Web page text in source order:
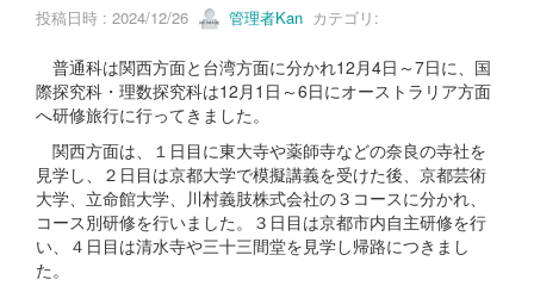
投稿日時 : 2024/12/26 管理者Kan カテゴリ:
普通科は関西方面と台湾方面に分かれ12月4日～7日に、国
際探究科・理数探究科は12月1日～6日にオーストラリア方面
へ研修旅行に行ってきました。
関西方面は、１日目に東大寺や薬師寺などの奈良の寺社を
見学し、２日目は京都大学で模擬講義を受けた後、京都芸術
大学、立命館大学、川村義肢株式会社の３コースに分かれ、
コース別研修を行いました。３日目は京都市内自主研修を行
い、４日目は清水寺や三十三間堂を見学し帰路につきまし
た。